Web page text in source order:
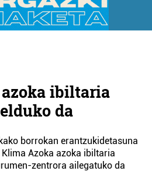
ibiltaria
da
borrokan erantzukidetasuna
Azoka azoka ibiltaria
zentrora ailegatuko da